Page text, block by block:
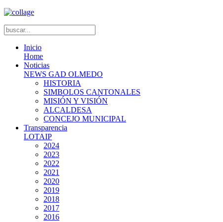
Inicio
Home
Noticias
NEWS GAD OLMEDO
HISTORIA
SIMBOLOS CANTONALES
MISIÓN Y VISIÓN
ALCALDESA
CONCEJO MUNICIPAL
Transparencia
LOTAIP
2024
2023
2022
2021
2020
2019
2018
2017
2016